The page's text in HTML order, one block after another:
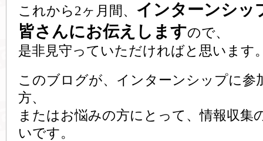
これから2ヶ月間、 インターンシッ
皆さんにお伝えしますので、
是非見守っていただければと思います
このブログが、インターンシップに参
方、
またはお悩みの方にとって、情報収集
いです。